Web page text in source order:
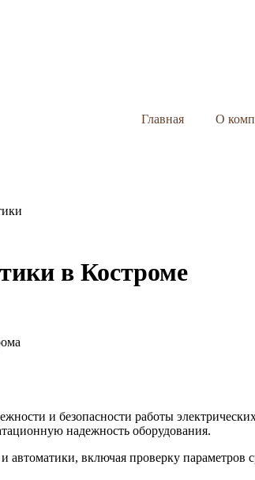
Главная О
в Костроме
и безопасности работы
надежность оборудования.
включая проверку параметров